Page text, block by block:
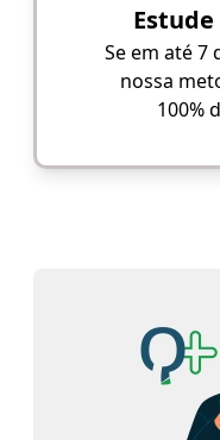
Se em até 7
nossa
100%